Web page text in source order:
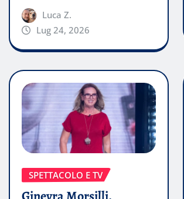
Luca Z.
Lug 24, 2026
SPETTACOLO E TV